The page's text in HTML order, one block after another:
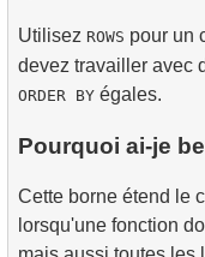
Utilisez ROWS pour un
devez travailler avec
ORDER BY égales.
Pourquoi ai-je
Cette borne étend le
lorsqu'une fonction